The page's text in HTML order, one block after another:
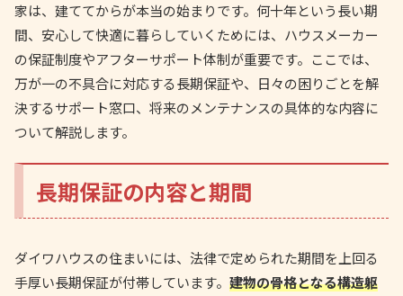
家は、建ててからが本当の始まりです。何十年という長い期
間、安心して快適に暮らしていくためには、ハウスメーカー
の保証制度やアフターサポート体制が重要です。ここでは、
万が一の不具合に対応する長期保証や、日々の困りごとを解
決するサポート窓口、将来のメンテナンスの具体的な内容に
ついて解説します。
長期保証の内容と期間
ダイワハウスの住まいには、法律で定められた期間を上回る
手厚い長期保証が付帯しています。 建物の骨格となる構造躯